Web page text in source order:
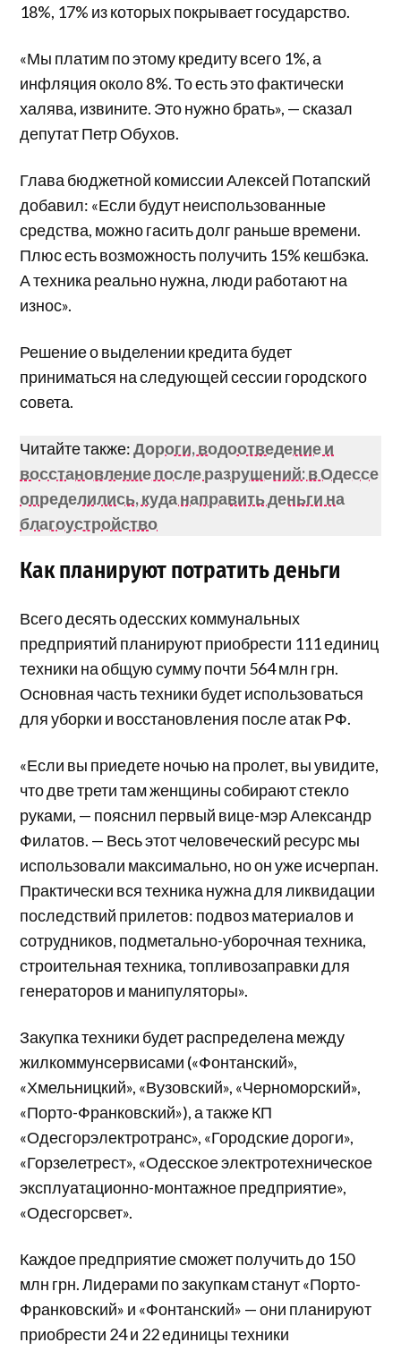
18%, 17% из которых покрывает государство.
«Мы платим по этому кредиту всего 1%, а
инфляция около 8%.То есть это фактически
халява, извините. Это нужно брать», — сказал
депутат Петр Обухов.
Глава бюджетной комиссии Алексей Потапский
добавил: «Если будут неиспользованные
средства, можно гасить долг раньше времени.
Плюс есть возможность получить 15% кешбэка.
А техника реально нужна, люди работают на
износ».
Решение о выделении кредита будет
приниматься на следующей сессии городского
совета.
Читайте также:Дороги, водоотведение и
восстановление после разрушений: в Одессе
определились, куда направить деньги на
благоустройство
Как планируют потратить деньги
Всего десять одесских коммунальных
предприятий планируют приобрести 111 единиц
техники на общую сумму почти 564 млн грн.
Основная часть техники будет использоваться
для уборки и восстановления после атак РФ.
«Если вы приедете ночью на пролет, вы увидите,
что две трети там женщины собирают стекло
руками, — пояснил первый вице-мэр Александр
Филатов. — Весь этот человеческий ресурс мы
использовали максимально, но он уже исчерпан.
Практически вся техника нужна для ликвидации
последствий прилетов: подвоз материалов и
сотрудников, подметально-уборочная техника,
строительная техника, топливозаправки для
генераторов и манипуляторы».
Закупка техники будет распределена между
жилкоммунсервисами («Фонтанский»,
«Хмельницкий», «Вузовский», «Черноморский»,
«Порто-Франковский»), а также КП
«Одесгорэлектротранс», «Городские дороги»,
«Горзелетрест», «Одесское электротехническое
эксплуатационно-монтажное предприятие»,
«Одесгорсвет».
Каждое предприятие сможет получить до 150
млн грн. Лидерами по закупкам станут «Порто-
Франковский» и «Фонтанский» — они планируют
приобрести 24 и 22 единицы техники